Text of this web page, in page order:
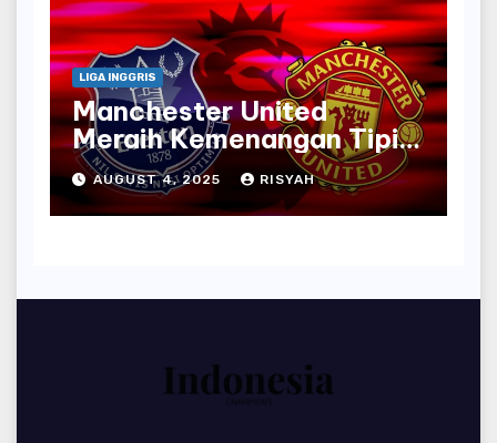
LIGA INGGRIS
Manchester United
Meraih Kemenangan Tipis
atas Everton dengan
Penalti Bruno Fernandes
AUGUST 4, 2025 RISYAH